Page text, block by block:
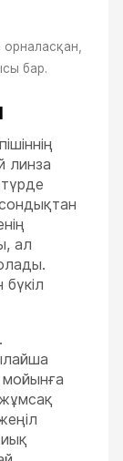
орналасқан,
бар.
линза
ал
мойынға